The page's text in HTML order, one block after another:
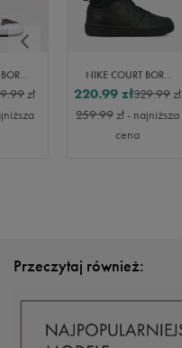
NIKE COURT BOROUGH MID 2
zł
NIKE COURT BOROUGH MID 2
329.99zł
220.99 zł
259.99zł- najniższa
cena
Przeczytaj również: